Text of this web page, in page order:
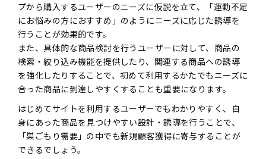
プから購入するユーザーのニーズに仮説を立て、「運動不足
にお悩みの方におすすめ」のようにニーズに応じた誘導を
行うことが効果的です。
また、具体的な商品検討を行うユーザーに対して、商品の
検索・絞り込み機能を提供したり、関連する商品への誘導
を強化したりすることで、初めて利用するかたでもニーズに
合った商品に到達しやすくすることも重要になります。
はじめてサイトを利用するユーザーでもわかりやすく、自
身にあった商品を見つけやすい設計・誘導を行うことで、
「巣ごもり需要」の中でも新規顧客獲得に寄与することが
できるでしょう。